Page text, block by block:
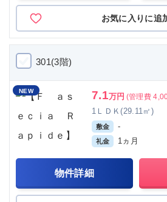
お気に入りに追
301(3階)
NEW 7.1万円 (管理費
1ＬＤＫ(29.11㎡)
敷金 -
礼金 1ヵ月
物件詳細